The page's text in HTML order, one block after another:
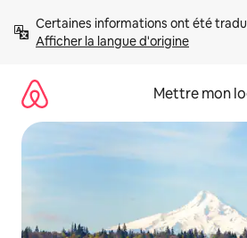
directement
Afficher la langue d'origine
Mettre mon